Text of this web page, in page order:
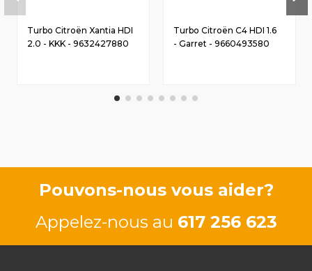
Turbo Citroën Xantia HDI
2.0 - KKK - 9632427880
Turbo Citroën C4 HDI 1.6
- Garret - 9660493580
Pouvons-nous vous aider?
Appelez-nous au 617 256 623